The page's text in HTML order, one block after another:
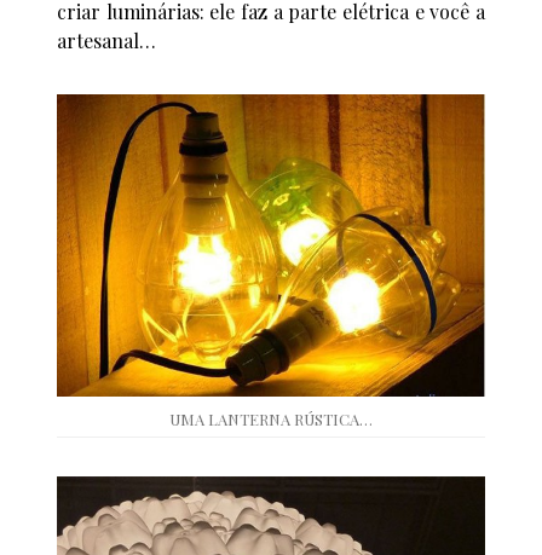
criar luminárias: ele faz a parte elétrica e você a
artesanal…
UMA LANTERNA RÚSTICA…